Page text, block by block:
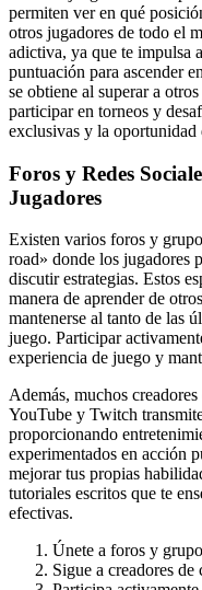
permiten ver en qué
otros jugadores de todo el
adictiva, ya que te impulsa
puntuación para ascender
se obtiene al superar a
participar en torneos y
exclusivas y la oportunidad
Foros y Redes
Jugadores
Existen varios foros y
road» donde los jugadores
discutir estrategias. Estos
manera de aprender de
mantenerse al tanto de las
juego. Participar
experiencia de juego y
Además, muchos
YouTube y Twitch
proporcionando
experimentados en acción
mejorar tus propias
tutoriales escritos que te
efectivas.
Únete a foros y
Sigue a creadores